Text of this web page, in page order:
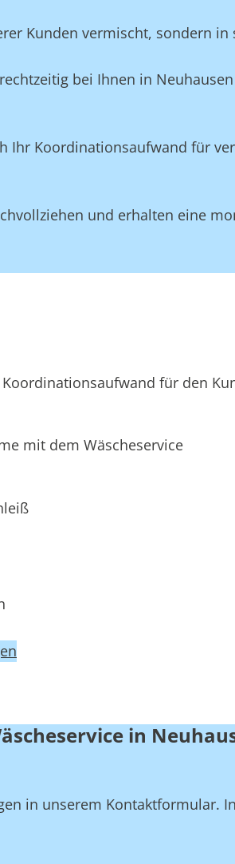
Kunden vermischt, sondern in
bei Ihnen in
Ihr Koordinationsaufwand für
und erhalten eine
für den
mit dem Wäscheservice
in
in unserem Kontaktformular.